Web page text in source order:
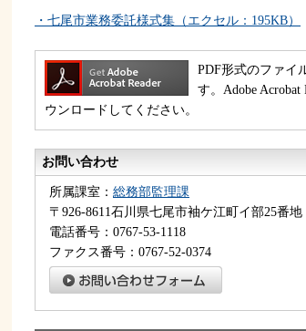
・七尾市業務委託様式集（エクセル：195KB）
PDF形式のファイ
す。Adobe
ウンロードしてください。
お問い合わせ
所属課室： 総務部監理課
〒926-8611石川県七尾市袖ケ江町イ部25番地
電話番号：0767-53-1118
ファクス番号：0767-52-0374